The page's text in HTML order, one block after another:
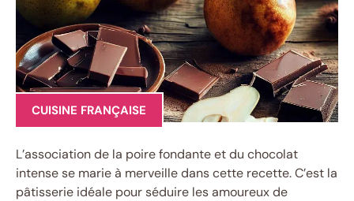
CUISINE FRANÇAISE
L’association de la poire fondante et du chocolat
intense se marie à merveille dans cette recette. C’est la
pâtisserie idéale pour séduire les amoureux de